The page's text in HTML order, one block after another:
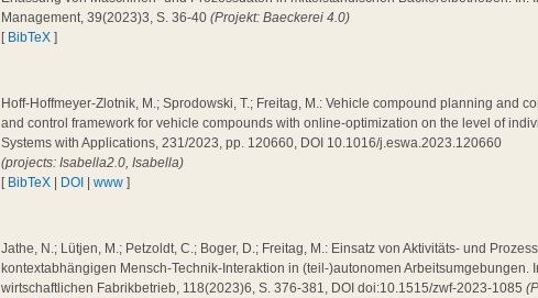
Management, 39(2023)3, S. 36-40(Projekt: Baeckerei 4.0)
[ BibTeX ]
Hoff-Hoffmeyer-Zlotnik, M.; Sprodowski, T.; Freitag, M.: Vehicle compound planning and
and control framework for vehicle compounds with online-optimization on the level of
Systems with Applications, 231/2023, pp. 120660, DOI 10.1016/j.eswa.2023.120660
(projects: Isabella2.0, Isabella)
[ BibTeX DOI |www ]
Jathe, N.; Lütjen, M.; Petzoldt, C.; Boger, D.; Freitag, M.: Einsatz von Aktivitäts- und
kontextabhängigen Mensch-Technik-Interaktion in (teil-)autonomen Arbeitsumgebungen.
wirtschaftlichen Fabrikbetrieb, 118(2023)6, S. 376-381, DOI doi:10.1515/zwf-2023-1085